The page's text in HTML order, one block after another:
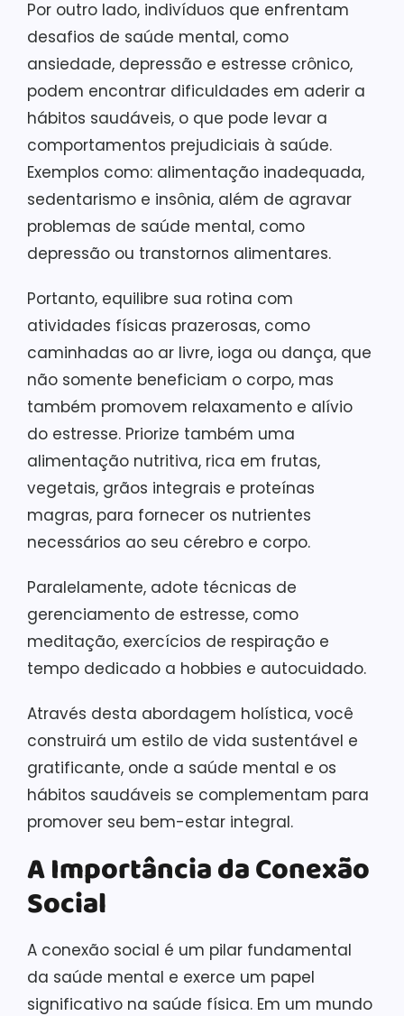
Por outro lado, indivíduos que enfrentam
desafios de saúde mental, como
ansiedade, depressão e estresse crônico,
podem encontrar dificuldades em aderir a
hábitos saudáveis, o que pode levar a
comportamentos prejudiciais à saúde.
Exemplos como: alimentação inadequada,
sedentarismo e insônia, além de agravar
problemas de saúde mental, como
depressão ou transtornos alimentares.
Portanto, equilibre sua rotina com
atividades físicas prazerosas, como
caminhadas ao ar livre, ioga ou dança, que
não somente beneficiam o corpo, mas
também promovem relaxamento e alívio
do estresse. Priorize também uma
alimentação nutritiva, rica em frutas,
vegetais, grãos integrais e proteínas
magras, para fornecer os nutrientes
necessários ao seu cérebro e corpo.
Paralelamente, adote técnicas de
gerenciamento de estresse, como
meditação, exercícios de respiração e
tempo dedicado a hobbies e autocuidado.
Através desta abordagem holística, você
construirá um estilo de vida sustentável e
gratificante, onde a saúde mental e os
hábitos saudáveis se complementam para
promover seu bem-estar integral.
A Importância da Conexão
Social
A conexão social é um pilar fundamental
da saúde mental e exerce um papel
significativo na saúde física. Em um mundo